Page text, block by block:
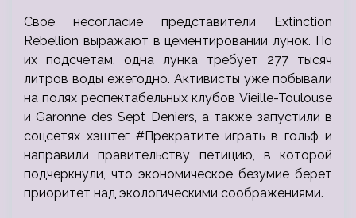
Своё несогласие представители Extinction
Rebellion выражают в цементировании лунок. По
их подсчётам, одна лунка требует 277 тысяч
литров воды ежегодно. Активисты уже побывали
на полях респектабельных клубов Vieille-Toulouse
и Garonne des Sept Deniers, а также запустили в
соцсетях хэштег #Прекратите играть в гольф и
направили правительству петицию, в которой
подчеркнули, что экономическое безумие берет
приоритет над экологическими соображениями.